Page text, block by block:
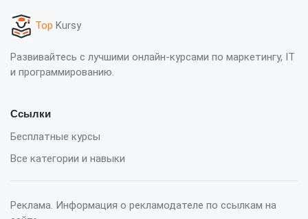
Top Kursy
Развивайтесь с лучшими онлайн-курсами по маркетингу, IT
и программированию.
Ссылки
Бесплатные курсы
Все категории и навыки
Реклама. Информация о рекламодателе по ссылкам на